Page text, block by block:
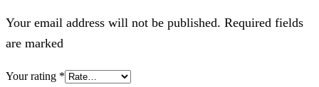
Your email address will not be published. Required fields
are marked
Your rating *